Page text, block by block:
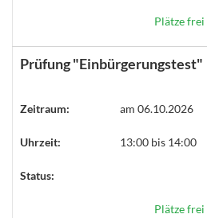
Plätze frei
Prüfung "Einbürgerungstest"
Zeitraum: am 06.10.2026
Uhrzeit: 13:00 bis 14:00
Status:
Plätze frei